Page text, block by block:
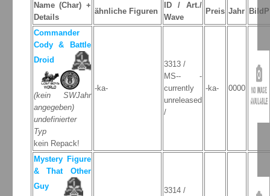
Name (Char) +
Details
ähnliche Figuren
ID / Art./
Wave
Preis Jahr BildP
Commander
Cody & Battle
Droid
(kein SWJahr
angegeben)
undefinierter
Typ
kein Repack!
-ka-
3313 /
MS-- -
currently
unreleased
/
-ka- 0000
Mystery Figure
& That Other
Guy
3314 /